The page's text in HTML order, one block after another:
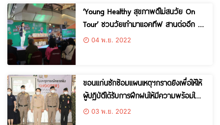
‘Young Healthy สุขภาพดีไม่สนวัย On
Tour’ ชวนวัยเก๋ามาแอคทีฟ สานต่ออีก 4
ภาคทั่วประเทศ
04 พ.ย. 2022
ขอนแก่นซักซ้อมแผนเหตุฯกราดยิงเพื่อให้ให้
ผู้ปฏิบัติได้รับการฝึกฝนให้มีความพร้อมใน
สถานการณ์ปัจจุบัน
03 พ.ย. 2022